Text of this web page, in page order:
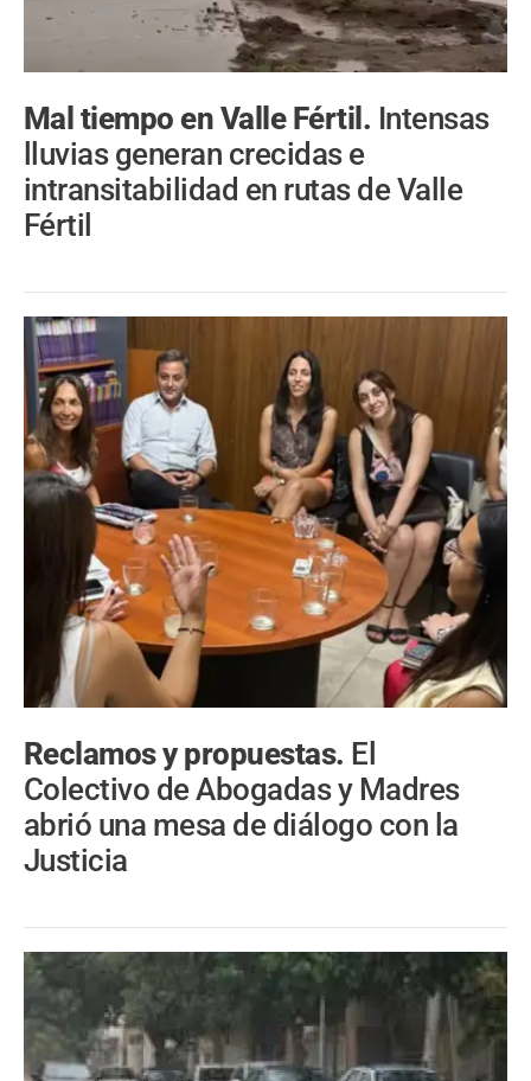
Mal tiempo en Valle Fértil. Intensas
lluvias generan crecidas e
intransitabilidad en rutas de Valle
Fértil
Reclamos y propuestas. El
Colectivo de Abogadas y Madres
abrió una mesa de diálogo con la
Justicia